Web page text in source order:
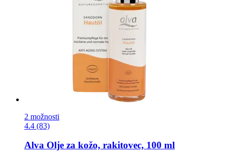
2 možnosti
4.4 (83)
Alva Olje za kožo, rakitovec, 100 ml